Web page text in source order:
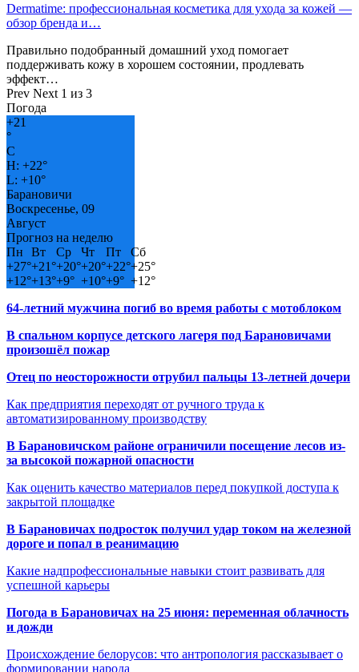
Dermatime: профессиональная косметика для ухода за кожей —
обзор бренда и…
Правильно подобранный домашний уход помогает
поддерживать кожу в хорошем состоянии, продлевать
эффект…
Prev Next 1 из 3
Погода
+21
°
C
H: +22°
L: +10°
Барановичи
Воскресенье, 09
Август
Прогноз на неделю
Пн
Вт Ср Чт Пт
Сб
+27°+21°+20°+20°+22°+25°
+12°+13°+9° +10°+9° +12°
64-летний мужчина погиб во время работы с мотоблоком
В спальном корпусе детского лагеря под Барановичами
произошёл пожар
Отец по неосторожности отрубил пальцы 13-летней дочери
Как предприятия переходят от ручного труда к
автоматизированному производству
В Барановичском районе ограничили посещение лесов из-
за высокой пожарной опасности
Как оценить качество материалов перед покупкой доступа к
закрытой площадке
В Барановичах подросток получил удар током на железной
дороге и попал в реанимацию
Какие надпрофессиональные навыки стоит развивать для
успешной карьеры
Погода в Барановичах на 25 июня: переменная облачность
и дожди
Происхождение белорусов: что антропология рассказывает о
формировании народа